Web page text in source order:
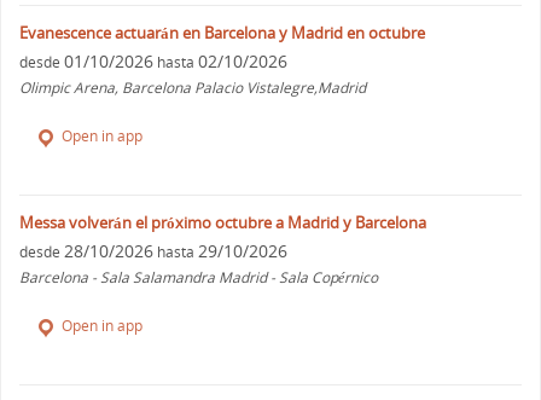
Evanescence actuarán en Barcelona y Madrid en octubre
desde 01/10/2026 hasta 02/10/2026
Olimpic Arena, Barcelona Palacio Vistalegre,Madrid
Open in app
Messa volverán el próximo octubre a Madrid y Barcelona
desde 28/10/2026 hasta 29/10/2026
Barcelona - Sala Salamandra Madrid - Sala Copérnico
Open in app